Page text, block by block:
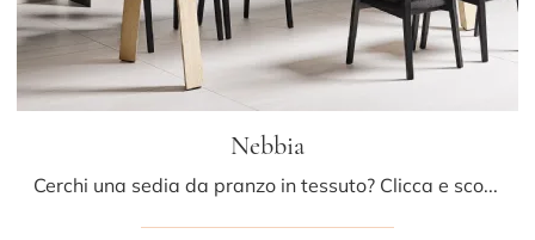
Nebbia
Cerchi una sedia da pranzo in tessuto? Clicca e scopri il modello Nebbia di Porro per ultimare i tuoi locali alla perfezione.